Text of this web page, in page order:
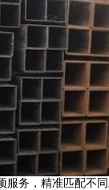
，精准匹配不